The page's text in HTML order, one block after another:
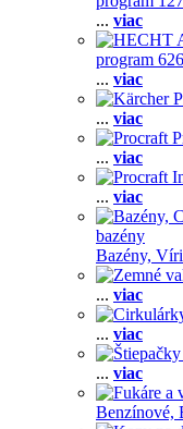
... viac
program
... viac
... viac
... viac
... viac
bazény
Bazény,
... viac
... viac
... viac
Benzínové,